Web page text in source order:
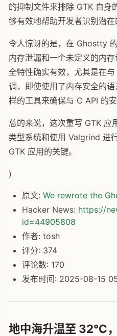
的抑制文件来排除 GTK 自
够有效地帮助开发者识别潜在
令人惊讶的是，在 Ghostty
内存泄漏和一个未定义的内
全特性确实有效，尤其是在
调，即使使用了内存安全的
样的工具来确保与 C API 的安
总的来说，这次重写 GTK 应
类型系统和使用 Valgrind 进
GTK 应用的关键。
)
原文: We rewrote the
Hacker News: https://
id=44905808
作者: tosh
评分: 374
评论数: 170
发布时间: 2025-08-15
地中海升温至 32℃